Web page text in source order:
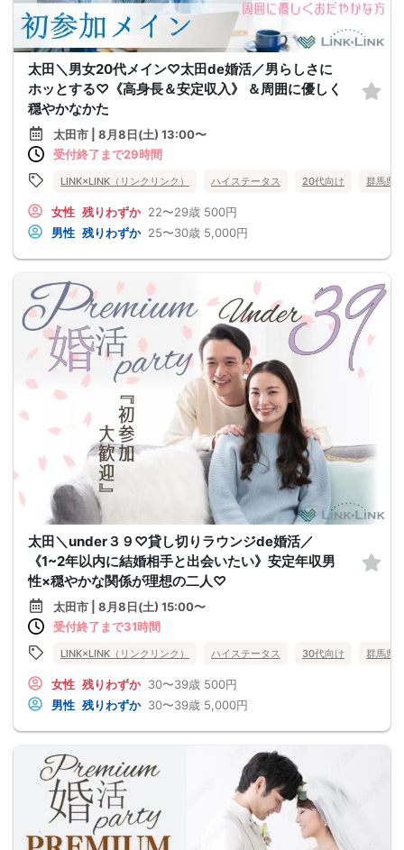
太田＼男女20代メイン♡太田de婚活／男らしさに
ホッとする♡《高身長＆安定収入》 ＆周囲に優しく
穏やかなかた
太田市 | 8月8日(土) 13:00〜
受付終了まで29時間
LINK×LINK（リンクリンク） ハイステータス 20代向け 群馬県
女性 残りわずか 22〜29歳 500円
男性 残りわずか 25〜30歳 5,000円
太田＼under３９♡貸し切りラウンジde婚活／
《1~2年以内に結婚相手と出会いたい》安定年収男
性×穏やかな関係が理想の二人♡
太田市 | 8月8日(土) 15:00〜
受付終了まで31時間
LINK×LINK（リンクリンク） ハイステータス 30代向け 群馬県
女性 残りわずか 30〜39歳 500円
男性 残りわずか 30〜39歳 5,000円